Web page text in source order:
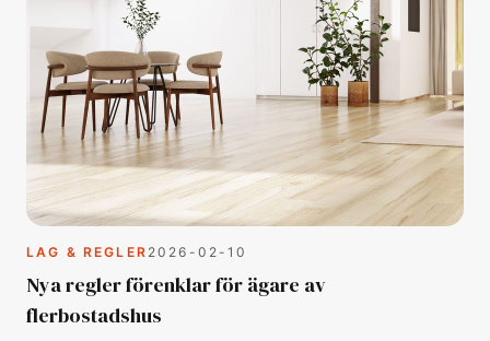
LAG & REGLER 2026-02-10
Nya regler förenklar för ägare av
flerbostadshus